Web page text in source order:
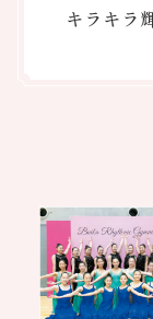
キラキラ